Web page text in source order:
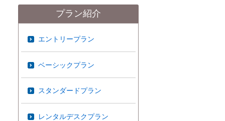
プラン紹介
エントリープラン
ベーシックプラン
スタンダードプラン
レンタルデスクプラン